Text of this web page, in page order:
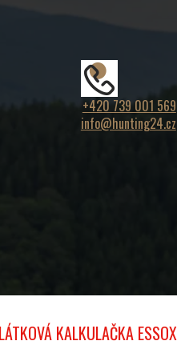
+420 739 001 569
info@hunting24.cz
KALKULAČKA ESSOX